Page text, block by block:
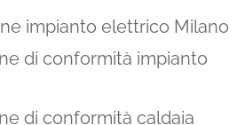
impianto elettrico Milano
di conformità impianto
di conformità caldaia